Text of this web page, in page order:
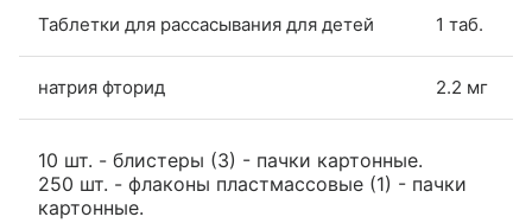
Таблетки для рассасывания для детей 1 таб.
натрия фторид 2.2 мг
10 шт. - блистеры (3) - пачки картонные.
250 шт. - флаконы пластмассовые (1) - пачки
картонные.